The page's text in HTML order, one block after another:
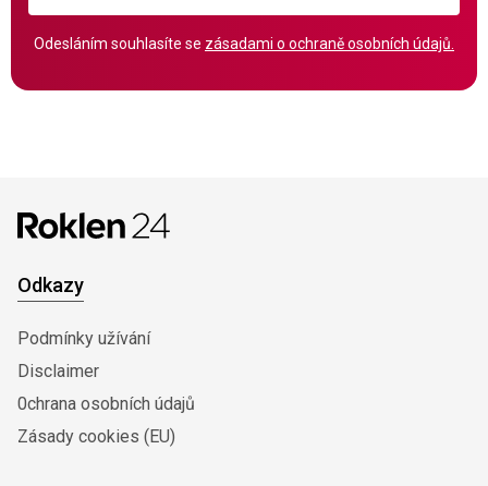
Odesláním souhlasíte se zásadami o ochraně osobních údajů.
Odkazy
Podmínky užívání
Disclaimer
0chrana osobních údajů
Zásady cookies (EU)